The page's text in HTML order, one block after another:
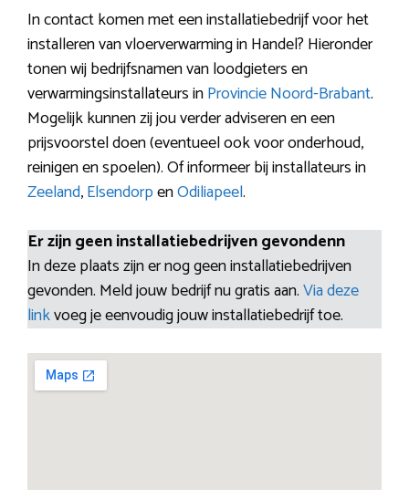
In contact komen met een installatiebedrijf voor het
installeren van vloerverwarming in Handel? Hieronder
tonen wij bedrijfsnamen van loodgieters en
verwarmingsinstallateurs inProvincie Noord-Brabant.
Mogelijk kunnen zij jou verder adviseren en een
prijsvoorstel doen (eventueel ook voor onderhoud,
reinigen en spoelen). Of informeer bij installateurs in
Zeeland,ElsendorpenOdiliapeel.
Er zijn geen installatiebedrijven gevondenn
In deze plaats zijn er nog geen installatiebedrijven
gevonden. Meld jouw bedrijf nu gratis aan.Via deze
linkvoeg je eenvoudig jouw installatiebedrijf toe.